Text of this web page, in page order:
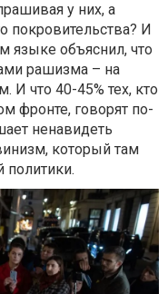
у них, а
покровительства? И
языке объяснил, что
рашизма – на
И что 40-45% тех, кто
фронте, говорят по-
ненавидеть
который там
политики.